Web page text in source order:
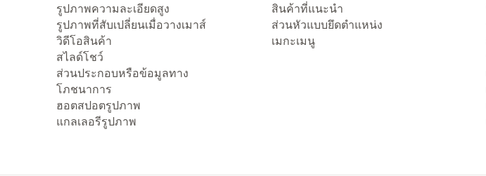
รูปภาพความละเอียดสูง
รูปภาพที่สับเปลี่ยนเมื่อวางเมาส์
วิดีโอสินค้า
สไลด์โชว์
ส่วนประกอบหรือข้อมูลทาง
โภชนาการ
ฮอตสปอตรูปภาพ
แกลเลอรีรูปภาพ
สินค้าที่แนะนำ
ส่วนหัวแบบยึดตำแหน่ง
เมกะเมนู